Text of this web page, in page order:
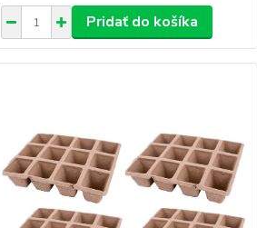
Pridať do košíka